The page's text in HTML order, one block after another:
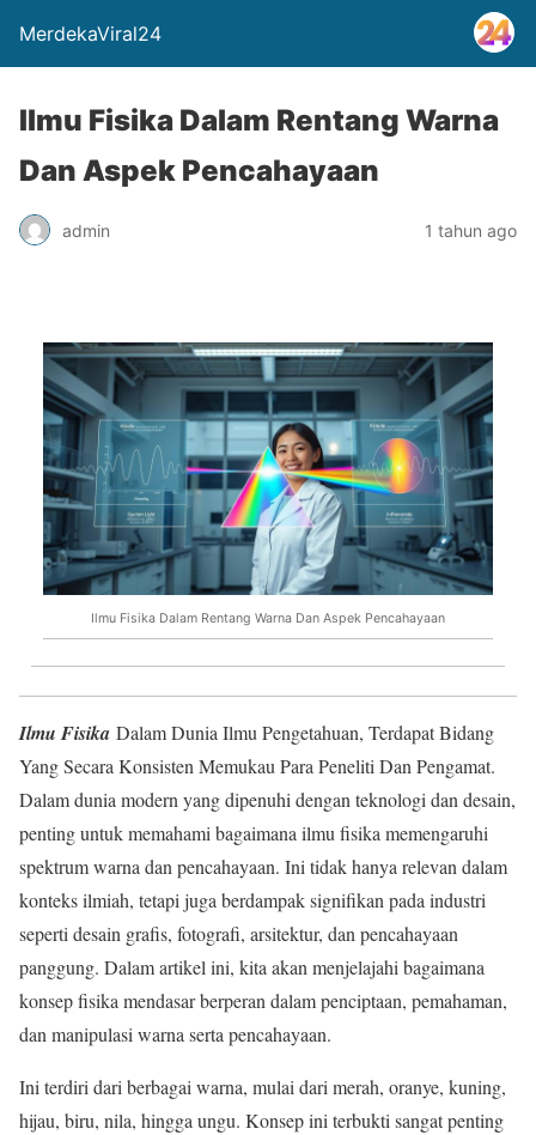
MerdekaViral24
Ilmu Fisika Dalam Rentang Warna
Dan Aspek Pencahayaan
admin 1 tahun ago
Ilmu Fisika Dalam Rentang Warna Dan Aspek Pencahayaan
Ilmu Fisika Dalam Dunia Ilmu Pengetahuan, Terdapat Bidang
Yang Secara Konsisten Memukau Para Peneliti Dan Pengamat.
Dalam dunia modern yang dipenuhi dengan teknologi dan desain,
penting untuk memahami bagaimana ilmu fisika memengaruhi
spektrum warna dan pencahayaan. Ini tidak hanya relevan dalam
konteks ilmiah, tetapi juga berdampak signifikan pada industri
seperti desain grafis, fotografi, arsitektur, dan pencahayaan
panggung. Dalam artikel ini, kita akan menjelajahi bagaimana
konsep fisika mendasar berperan dalam penciptaan, pemahaman,
dan manipulasi warna serta pencahayaan.
Ini terdiri dari berbagai warna, mulai dari merah, oranye, kuning,
hijau, biru, nila, hingga ungu. Konsep ini terbukti sangat penting